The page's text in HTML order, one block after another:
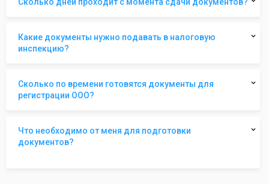
Какие документы нужно подавать в налоговую
инспекцию?
Сколько по времени готовятся документы для
регистрации ООО?
Что необходимо от меня для подготовки
документов?